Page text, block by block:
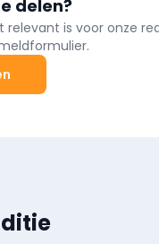
delen?
relevant is voor onze